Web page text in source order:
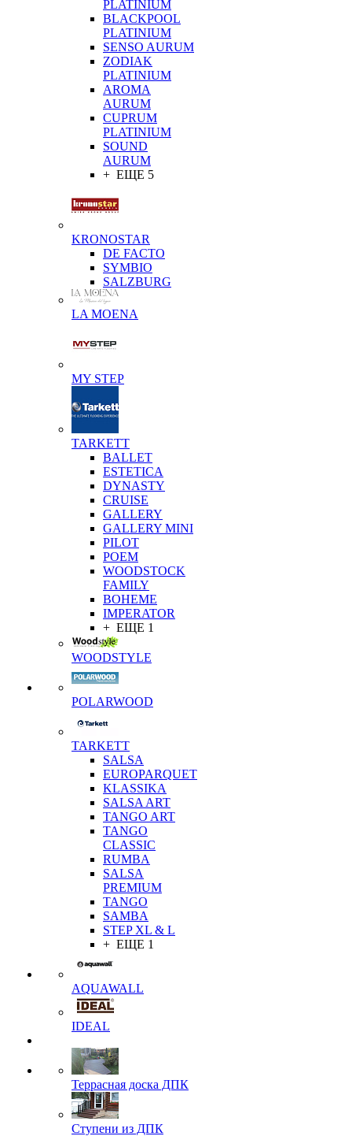
PLATINIUM
BLACKPOOL
PLATINIUM
SENSO AURUM
ZODIAK
PLATINIUM
AROMA
AURUM
CUPRUM
PLATINIUM
SOUND
AURUM
+ ЕЩЕ 5
KRONOSTAR
DE FACTO
SYMBIO
SALZBURG
LA MOENA
MY STEP
TARKETT
BALLET
ESTETICA
DYNASTY
CRUISE
GALLERY
GALLERY MINI
PILOT
POEM
WOODSTOCK
FAMILY
BOHEME
IMPERATOR
+ ЕЩЕ 1
WOODSTYLE
POLARWOOD
TARKETT
SALSA
EUROPARQUET
KLASSIKA
SALSA ART
TANGO ART
TANGO
CLASSIC
RUMBA
SALSA
PREMIUM
TANGO
SAMBA
STEP XL & L
+ ЕЩЕ 1
AQUAWALL
IDEAL
Террасная доска ДПК
Ступени из ДПК